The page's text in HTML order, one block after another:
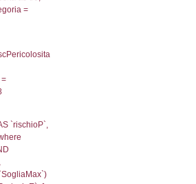
executionMS: